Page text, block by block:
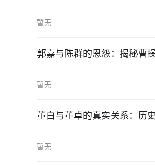
暂无
郭嘉与陈群的恩怨：揭秘曹
暂无
董白与董卓的真实关系：历
暂无